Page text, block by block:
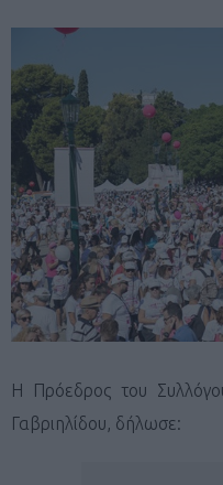
Η Πρόεδρος του
Γαβριηλίδου, δήλωσε: